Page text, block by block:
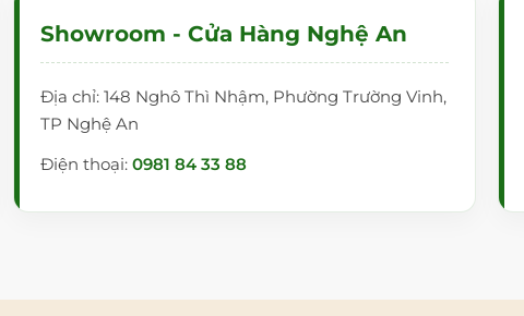
sách đội thợ và các cảnh báo nguy hiểm tại khu vực
Showroom - Cửa Hàng Nghệ An
Địa chỉ: 148 Nghô Thì Nhậm, Phường Trường Vinh,
TP Nghệ An
Điện thoại: 0981 84 33 88